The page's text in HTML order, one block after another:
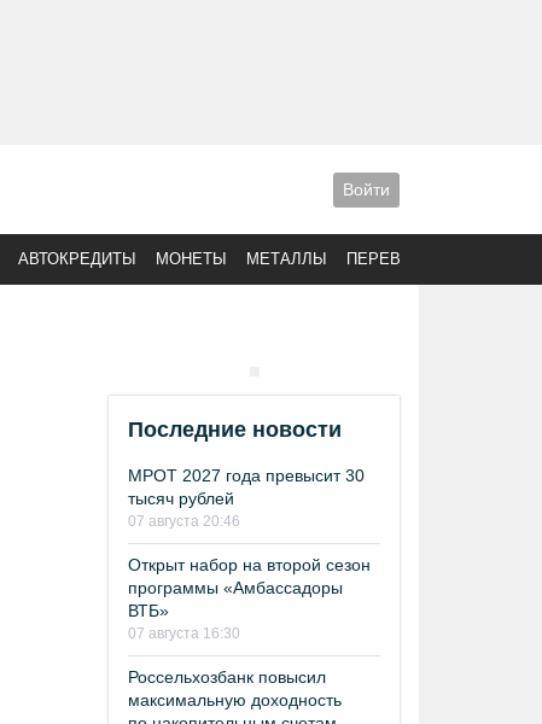
Войти
АВТОКРЕДИТЫ МОНЕТЫ МЕТАЛЛЫ ПЕРЕВОДЫ
Последние новости
МРОТ 2027 года превысит 30
тысяч рублей
07 августа 20:46
Открыт набор на второй сезон
программы «Амбассадоры
ВТБ»
07 августа 16:30
Россельхозбанк повысил
максимальную доходность